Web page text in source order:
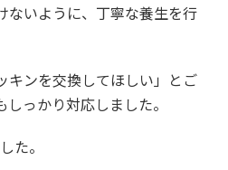
ないように、丁寧な養生を行
キンを交換してほしい」とご
っかり対応しました。
た。